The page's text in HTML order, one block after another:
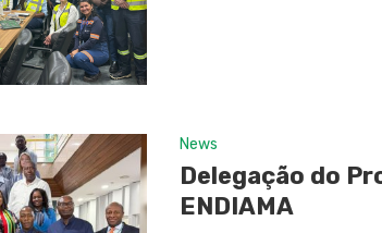
News
Delegação do
ENDIAMA